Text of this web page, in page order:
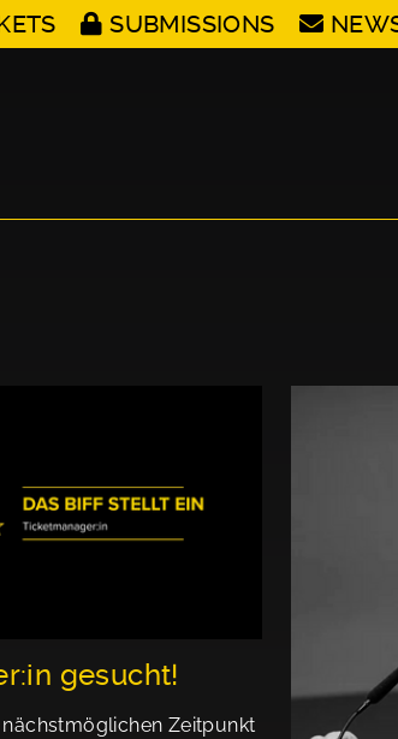
SUBMISSIONS
gesucht!
nächstmöglichen Zeitpunkt